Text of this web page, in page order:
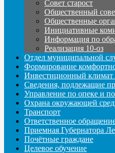
Совет старост
Общественный
Общественные
Инициативные
Информация по
Реализация 10-оз
Отдел муниципальной
Формирование
Инвестиционный климат
Сведения, подлежащие
Управление по опеке и
Охрана окружающей
Транспорт
Ответственное
Приемная Губернатора
Почётные граждане
Целевое обучение